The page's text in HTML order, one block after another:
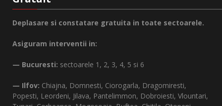
Deplasare si constatare gratuita in toate sectoarele.
Asiguram interventii in:
— Bucuresti: sectoarele 1, 2, 3, 4, 5 si 6
— Ilfov: Chiajna, Domnesti, Ciorogarla, Dragomiresti,
Popesti, Leordeni, Jilava, Pantelimmon, Dobroiesti, Vlountari,